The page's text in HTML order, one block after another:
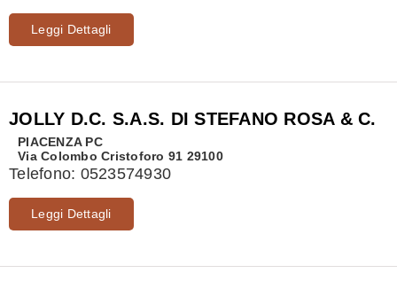
Leggi Dettagli
JOLLY D.C. S.A.S. DI STEFANO ROSA & C.
PIACENZA PC
Via Colombo Cristoforo 91 29100
Telefono: 0523574930
Leggi Dettagli